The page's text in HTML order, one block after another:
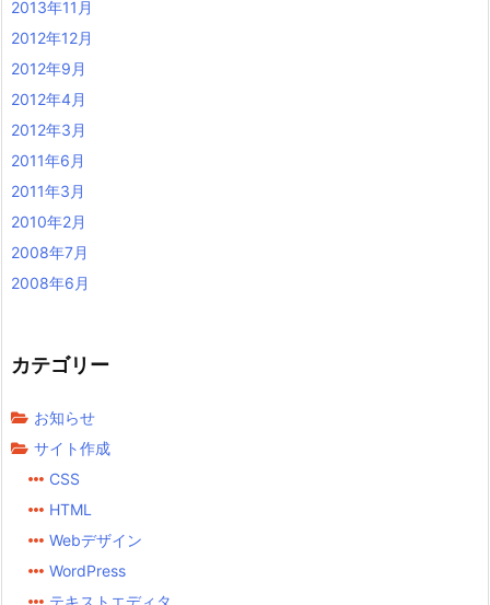
2013年11月
2012年12月
2012年9月
2012年4月
2012年3月
2011年6月
2011年3月
2010年2月
2008年7月
2008年6月
カテゴリー
お知らせ
サイト作成
CSS
HTML
Webデザイン
WordPress
テキストエディタ